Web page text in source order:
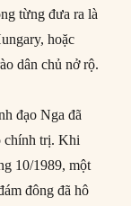
từng đưa ra là
hoặc
dân chủ nở rộ.
đạo Nga đã
chính trị. Khi
10/1989, một
đông đã hô